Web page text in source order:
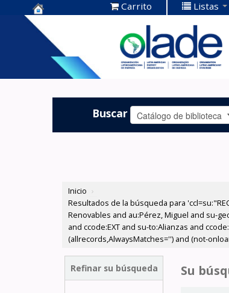
Centro de
Documentación
OLADE -
Carrito Listas
Buscar
Inicio ›
Resultados de la búsqueda para
Renovables and au:Pérez, Miguel and su-
and ccode:EXT and su-to:Alianzas and
(allrecords,AlwaysMatches='') and (not-
Refinar su búsqueda Su